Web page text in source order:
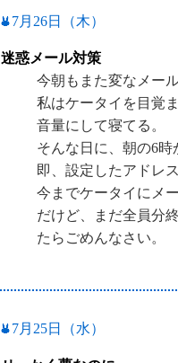
7月26日（木）
迷惑メール対策
今朝もまた変なメー
私はケータイを目覚
音量にして寝てる。
そんな日に、朝の6時
即、設定したアドレ
今までケータイにメ
だけど、まだ全員分
たらごめんなさい。
7月25日（水）